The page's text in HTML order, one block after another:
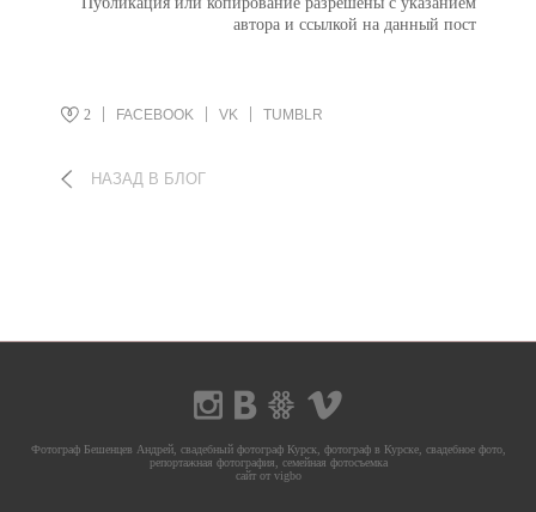
автора и ссылкой на данный пост
2 FACEBOOK VK TUMBLR
НАЗАД В БЛОГ
Фотограф Бешенцев Андрей, свадебный фотограф Курск, фотограф в Курске, свадебное фото,
репортажная фотография, семейная фотосъемка
сайт от vigbo